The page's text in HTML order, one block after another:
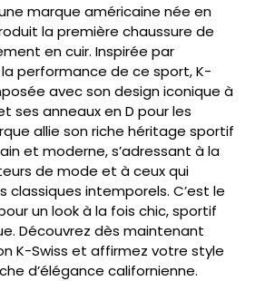
marque américaine née en
la première chaussure de
en cuir. Inspirée par
performance de ce sport, K-
avec son design iconique à
ses anneaux en D pour les
allie son riche héritage sportif
et moderne, s’adressant à la
de mode et à ceux qui
classiques intemporels. C’est le
un look à la fois chic, sportif
Découvrez dès maintenant
K-Swiss et affirmez votre style
d’élégance californienne.